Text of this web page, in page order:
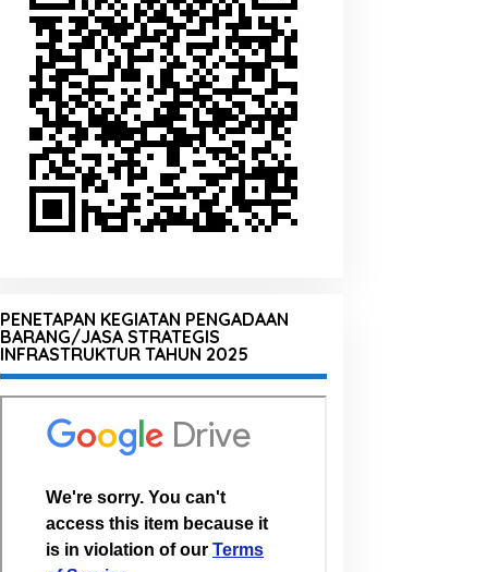
PENETAPAN KEGIATAN PENGADAAN
BARANG/JASA STRATEGIS
INFRASTRUKTUR TAHUN 2025